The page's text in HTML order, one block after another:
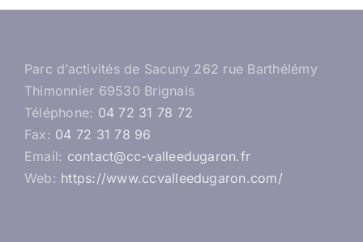
Parc d’activités de Sacuny 262 rue Barthélémy
Thimonnier 69530 Brignais
Téléphone: 04 72 31 78 72
Fax: 04 72 31 78 96
Email: contact@cc-valleedugaron.fr
Web: https://www.ccvalleedugaron.com/